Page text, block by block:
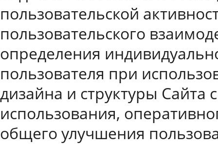
пользовательской
пользовательского
определения
пользователя при
дизайна и структуры Сайта
использования,
общего улучшения